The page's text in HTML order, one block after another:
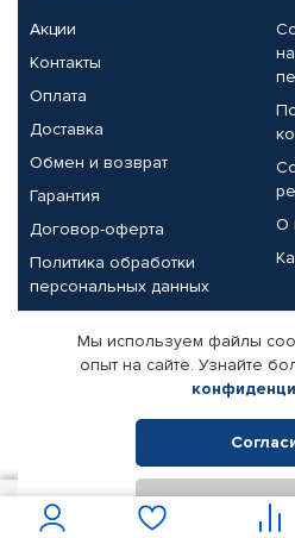
Акции
Контакты
Оплата
Доставка
Обмен и возврат
Гарантия
Договор-оферта
Политика обработки
персональных данных
О
Партнерам
Корпоративным клиентам
Поставщикам
© КАМАЗ ЦЕНТР ДОНЕЦК, 2015-2026.
Интернет-магазин автомобильных
Мы используем файлы
опыт на сайте. Узнайте